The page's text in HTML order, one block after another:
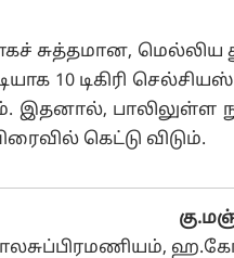
சுத்தமான, மெல்லிய
10 டிகிரி
இதனால், பாலிலுள்ள
கெட்டு விடும்.